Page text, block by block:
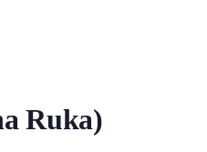
、ダウンロード情報を
Ruka)